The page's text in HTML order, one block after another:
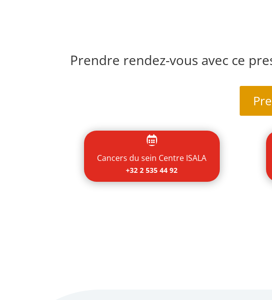
Prendre rendez-vous avec ce

Cancers du sein Centre ISALA
+32 2 535 44 92